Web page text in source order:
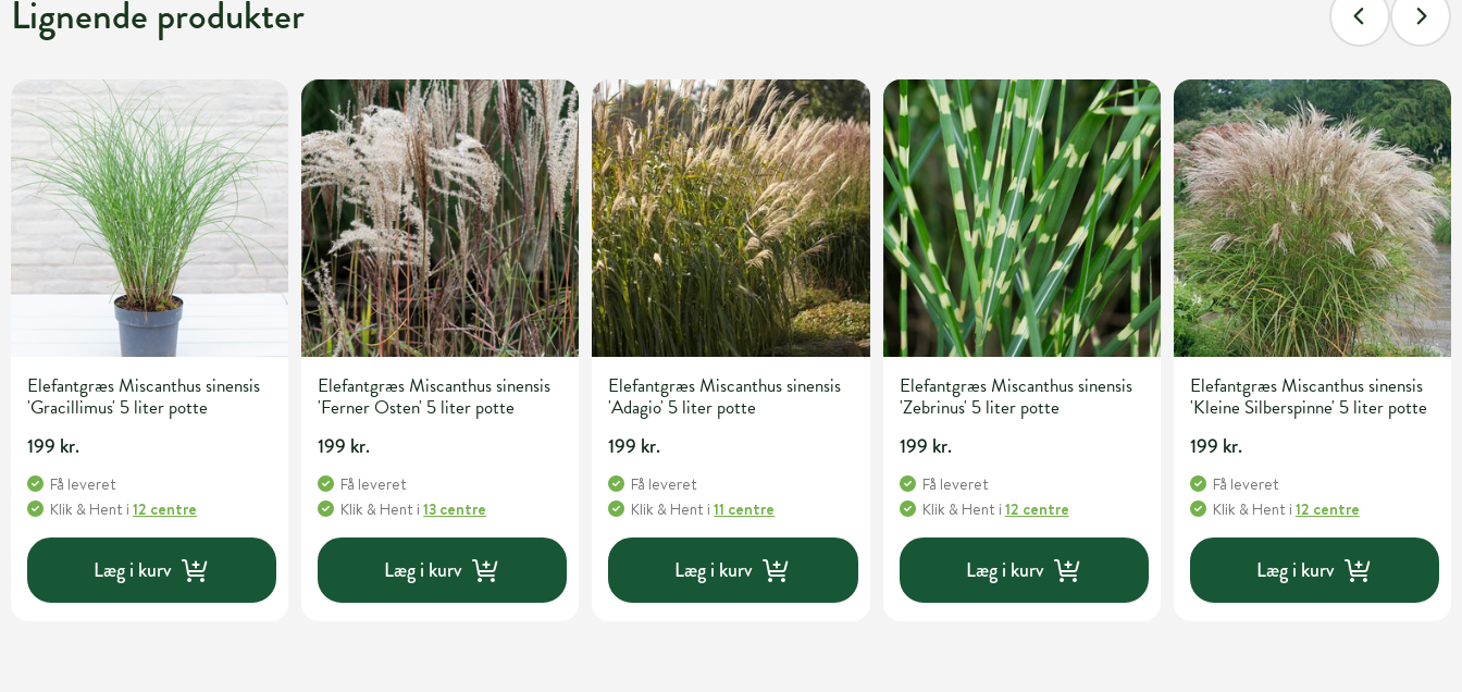
Lignende produkter
Elefantgræs Miscanthus sinensis
'Gracillimus' 5 liter potte
199 kr.
Få leveret
Klik & Hent i 12 centre
Læg i kurv
Elefantgræs Miscanthus sinensis
'Ferner Osten' 5 liter potte
199 kr.
Få leveret
Klik & Hent i13 centre
Læg i kurv
Elefantgræs Miscanthus sinensis
'Adagio' 5 liter potte
199 kr.
Få leveret
Klik & Hent i11 centre
Læg i kurv
Elefantgræs Miscanthus sinensis
'Zebrinus' 5 liter potte
199 kr.
Få leveret
Klik & Hent i 12 centre
Læg i kurv
Elefantgræs Miscanthus sinensis
'Kleine Silberspinne' 5 liter potte
199 kr.
Få leveret
Klik & Hent i 12 centre
Læg i kurv